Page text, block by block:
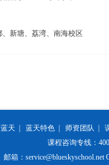
新塘、荔湾、南海校区
天 蓝天特色 师资团队
课程咨询专线：
邮箱：service@blueskyschool.net